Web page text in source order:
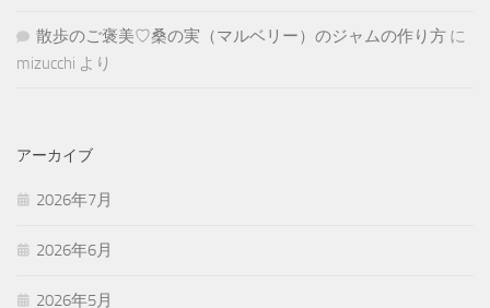
散歩のご褒美♡桑の実（マルベリー）のジャムの作り方 に
mizucchi より
アーカイブ
2026年7月
2026年6月
2026年5月